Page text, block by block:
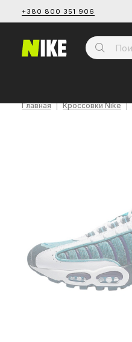
+380 800 351 906
Главная Кроссовки Nike